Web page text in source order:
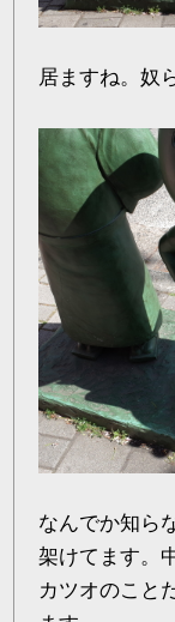
居ますね。奴
なんでか知ら
架けてます。
カツオのこと